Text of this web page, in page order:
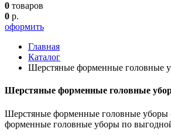
0 товаров
0 р.
оформить
Главная
Каталог
Шерстяные форменные головные
Шерстяные форменные головные
Шерстяные форменные головные уборы
форменные головные уборы по